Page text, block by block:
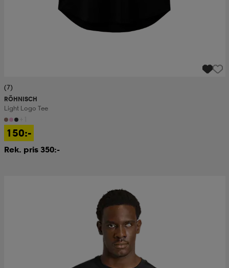
(7)
RÖHNISCH
Light Logo Tee
150:-
Rek. pris 350:-